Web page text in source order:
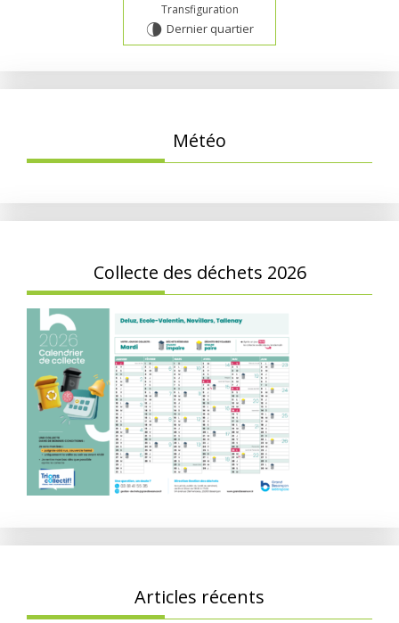
Transfiguration
U Dernier quartier
Météo
Collecte des déchets 2026
Articles récents